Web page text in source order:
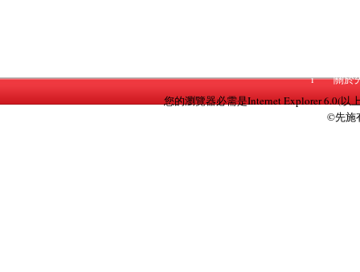
i
關於
您的瀏覽器必需是Internet Explorer 6.0(以
©先施